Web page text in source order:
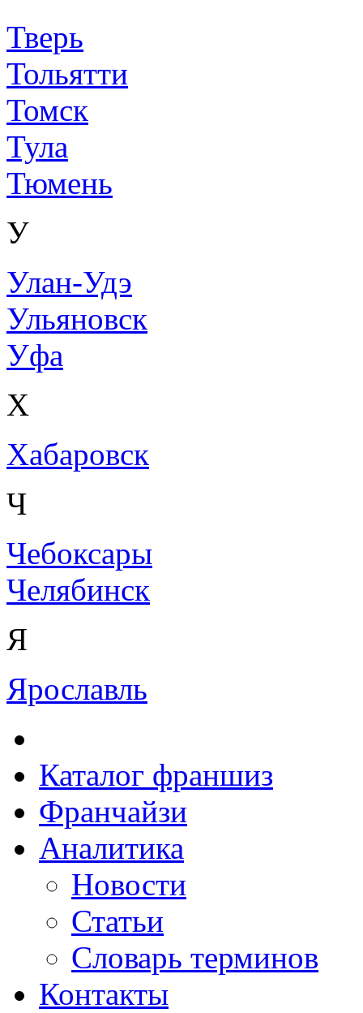
Тверь
Тольятти
Томск
Тула
Тюмень
У
Улан-Удэ
Ульяновск
Уфа
Х
Хабаровск
Ч
Чебоксары
Челябинск
Я
Ярославль
Каталог франшиз
Франчайзи
Аналитика
Новости
Статьи
Словарь терминов
Контакты